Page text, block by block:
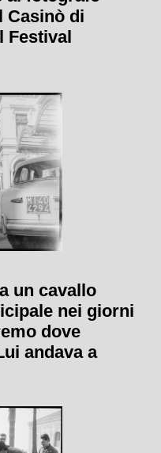
Casinò di
Festival
un cavallo
nei giorni
dove
andava a